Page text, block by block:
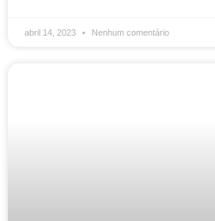
abril 14, 2023 Nenhum comentário